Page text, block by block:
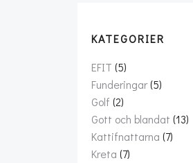
KATEGORIER
EFIT (5)
Funderingar(5)
Golf (2)
Gott och blandat (13)
Kattifnattarna (7)
Kreta (7)